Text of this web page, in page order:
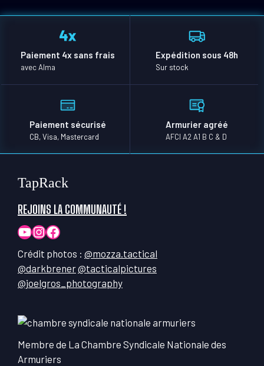
Paiement 4x sans frais
avec Alma
Expédition sous 48h
Sur stock
Paiement sécurisé
CB, Visa, Mastercard
Armurier agréé
AFCI A2 A1 B C & D
TapRack
REJOINS LA COMMUNAUTÉ !
YouTube
Instagram
Facebook
Crédit photos : @mozza.tactical
@darkbrener@tacticalpictures
@joelgros_photography
Membre de La Chambre Syndicale Nationale des
Armuriers